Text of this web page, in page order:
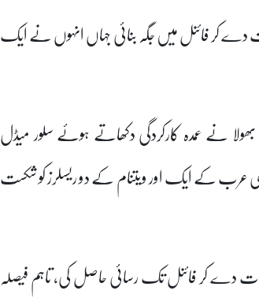
دے کر فائنل میں جگہ بنائی جہاں انہوں نے ایک
علی بھولا نے عمدہ کارکردگی دکھاتے ہوئے سلور میڈل
کے ایک اور ویتنام کے دو ریسلرز کو شکست
دے کر فائنل تک رسائی حاصل کی، تاہم فیصلہ